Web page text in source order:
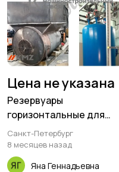
Цена не указана
Резервуары
горизонтальные для
хранения светлых и
темных нефтепродуктов
(РГС)
Санкт-Петербург
8 месяцев назад
Яна Геннадьевна